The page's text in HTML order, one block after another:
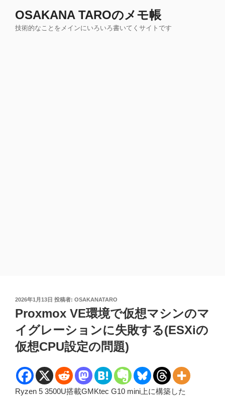
OSAKANA TAROのメモ帳
技術的なことをメインにいろいろ書いてくサイトです
投
稿
日:
2026年1月13日 投稿者: OSAKANATARO
Proxmox VE環境で仮想マシンのマ
イグレーションに失敗する(ESXiの
仮想CPU設定の問題)
Ryzen 5 3500U搭載GMKtec G10 mini上に構築した